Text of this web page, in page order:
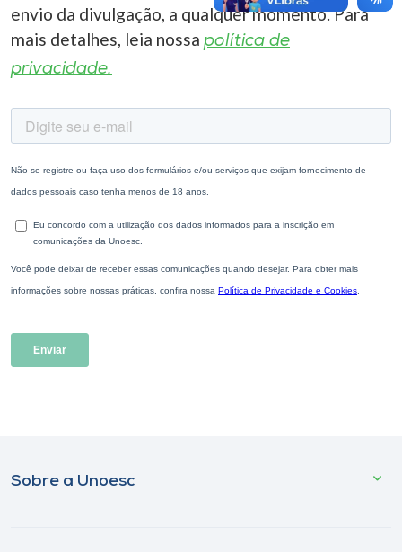
envio da divulgação, a qualquer momento. Para
mais detalhes, leia nossa política de
privacidade.
Sobre a Unoesc